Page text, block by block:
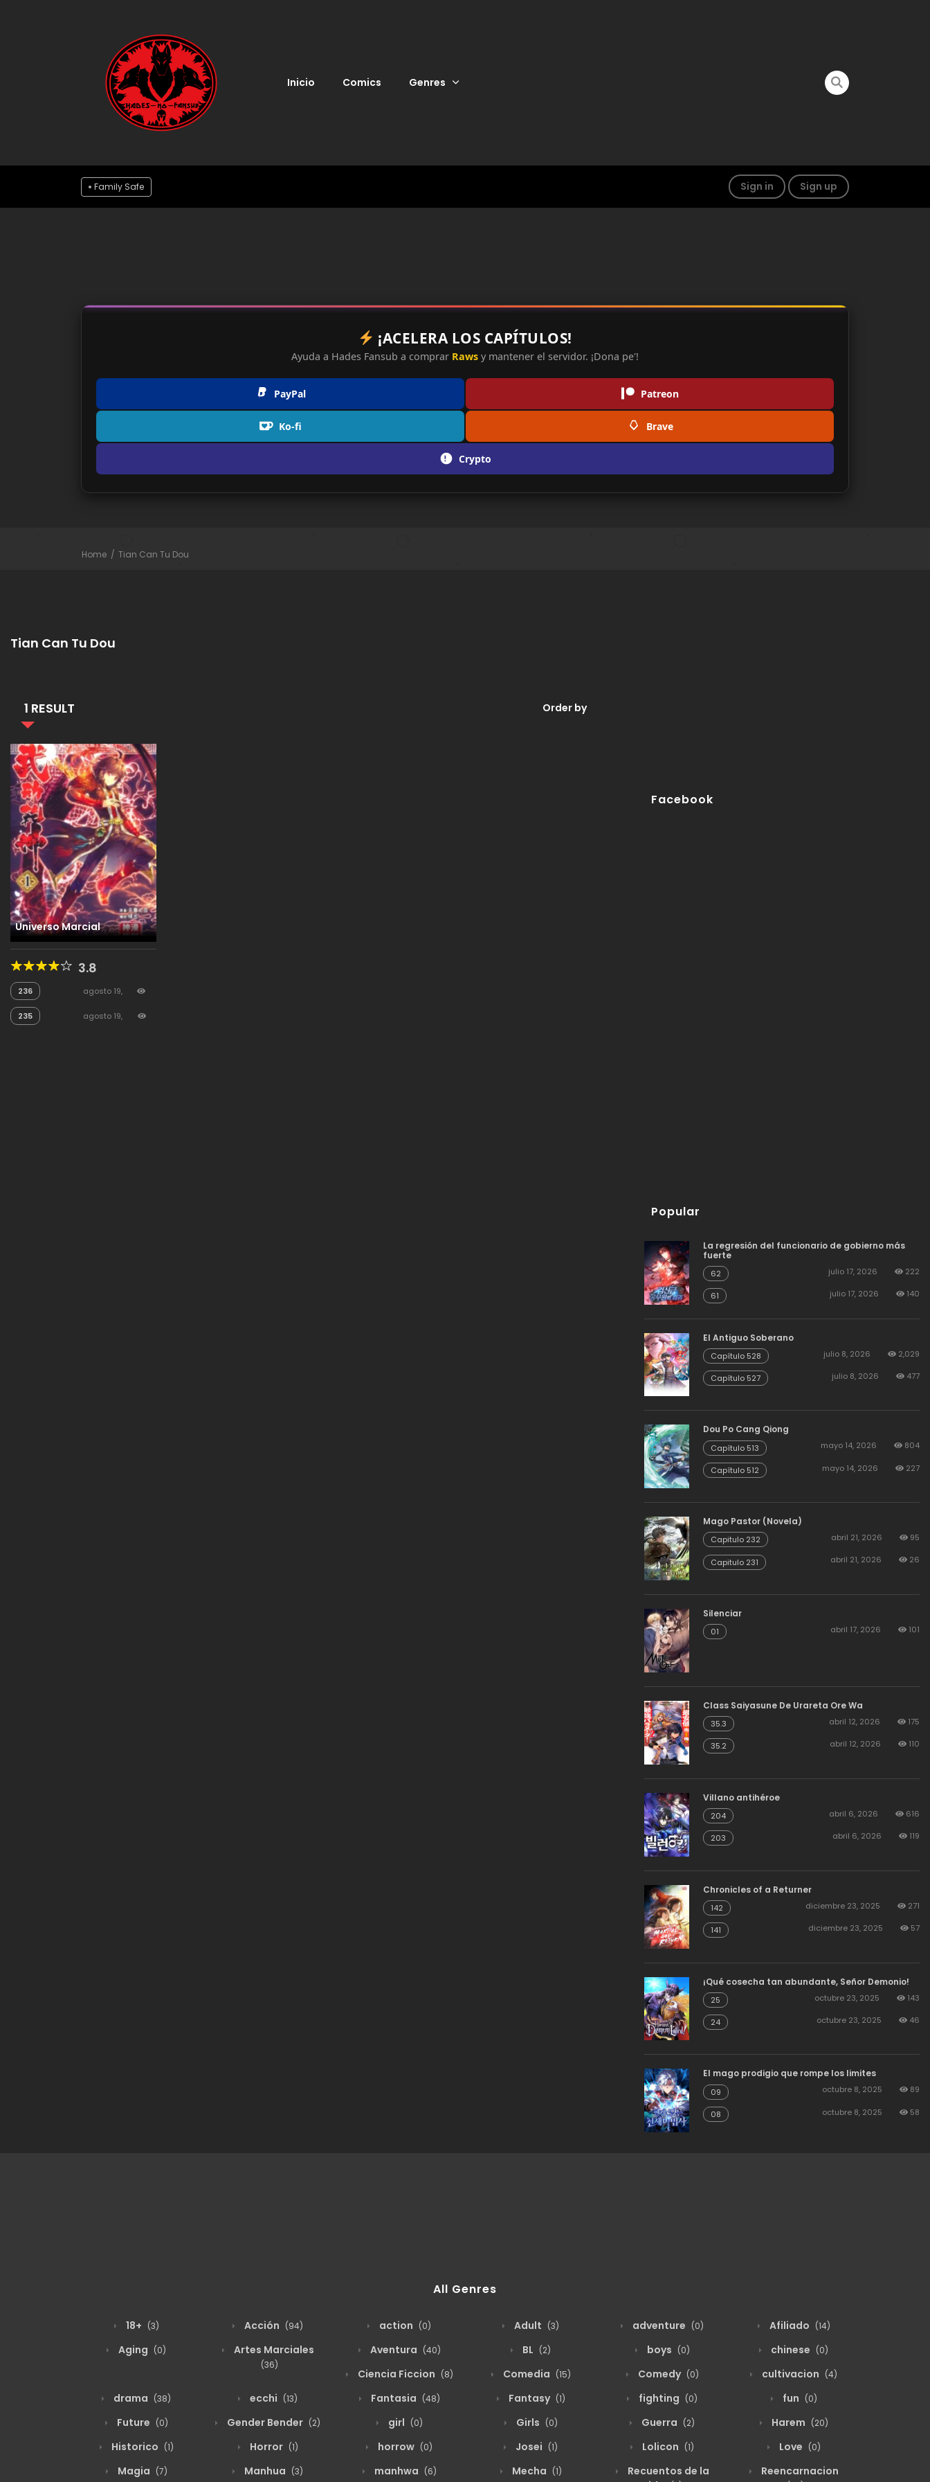
Inicio Comics Genres
Family Safe Sign in Sign up
¡ACELERA LOS CAPÍTULOS!
Ayuda a Hades Fansub a comprar Raws y mantener el servidor. ¡Dona pe'!
PayPal Patreon
Ko-fi Brave
Crypto
Home Tian Can Tu Dou
Tian Can Tu Dou
1 RESULT Order by
Universo Marcial
3.8
236
agosto 19,
235
agosto 19,
Facebook
Popular
La regresión del funcionario de gobierno más
fuerte
62 julio 17, 2026 222
61 julio 17, 2026 140
El Antiguo Soberano
Capítulo 528 julio 8, 2026 2,029
Capítulo 527 julio 8, 2026 477
Dou Po Cang Qiong
Capítulo 513 mayo 14, 2026 804
Capítulo 512 mayo 14, 2026 227
Mago Pastor (Novela)
Capitulo 232 abril 21, 2026 95
Capitulo 231 abril 21, 2026 26
Silenciar
01 abril 17, 2026 101
Class Saiyasune De Urareta Ore Wa
35.3 abril 12, 2026 175
35.2 abril 12, 2026 110
Villano antihéroe
204 abril 6, 2026 616
203 abril 6, 2026 119
Chronicles of a Returner
142 diciembre 23, 2025 271
141 diciembre 23, 2025 57
¡Qué cosecha tan abundante, Señor Demonio!
25 octubre 23, 2025 143
24 octubre 23, 2025 46
El mago prodigio que rompe los limites
09 octubre 8, 2025 89
08 octubre 8, 2025 58
All Genres
18+ (3) Acción (94) action (0) Adult (3) adventure (0) Afiliado (14)
Aging (0) Artes Marciales
(36)
Aventura (40) BL (2) boys (0) chinese (0)
Ciencia Ficcion (8) Comedia (15) Comedy (0) cultivacion (4)
drama (38) ecchi (13) Fantasia (48) Fantasy (1) fighting (0) fun (0)
Future (0) Gender Bender (2) girl (0) Girls (0) Guerra (2) Harem (20)
Historico (1) Horror (1) horrow (0) Josei (1) Lolicon (1) Love (0)
Magia (7) Manhua (3) manhwa (6) Mecha (1)
Recuentos de la
Reencarnacion